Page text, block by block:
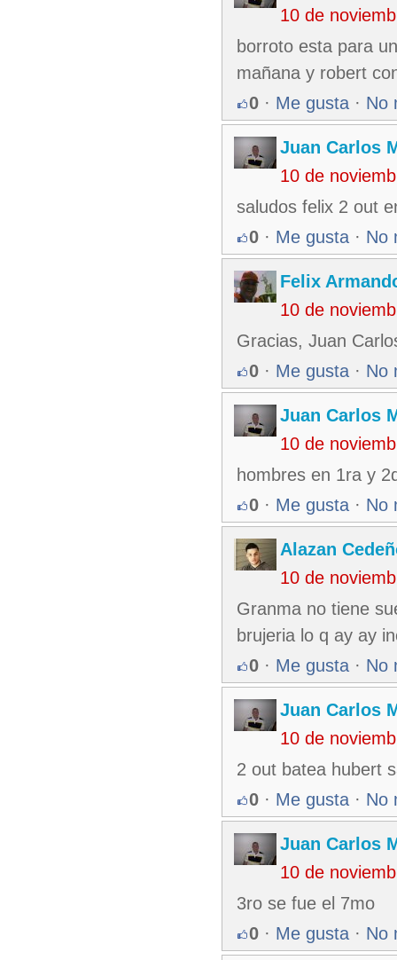
10 de
borroto esta para
mañana y robert
0 · Me gusta · No
Juan Carlos
10 de
saludos felix 2 out
0 · Me gusta · No
Felix
10 de
Gracias, Juan
0 · Me gusta · No
Juan Carlos
10 de
hombres en 1ra y
0 · Me gusta · No
Alazan
10 de
Granma no tiene
brujeria lo q ay ay
0 · Me gusta · No
Juan Carlos
10 de
2 out batea hubert
0 · Me gusta · No
Juan Carlos
10 de
3ro se fue el 7mo
0 · Me gusta · No